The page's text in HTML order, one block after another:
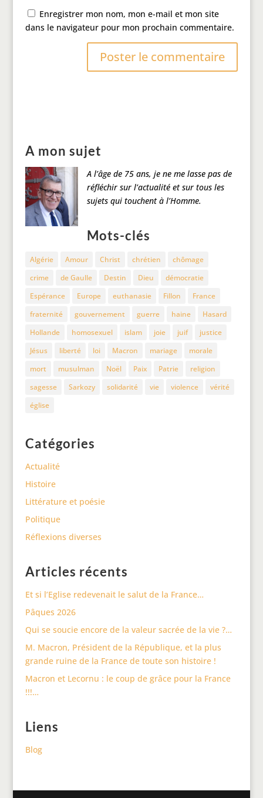
Enregistrer mon nom, mon e-mail et mon site
dans le navigateur pour mon prochain commentaire.
A mon sujet
A l’âge de 75 ans, je ne me lasse pas de
réfléchir sur l’actualité et sur tous les
sujets qui touchent à l’Homme.
Mots-clés
Algérie Amour Christ chrétien
chômage
crime
de Gaulle Destin Dieu
démocratie
Espérance
Europe euthanasie Fillon
France
fraternité
gouvernement guerre haine
Hasard
Hollande
homosexuel islam joie juif
justice
Jésus
liberté loi Macron mariage
morale
mort
musulman Noël Paix Patrie
religion
sagesse
Sarkozy solidarité vie violence
vérité
église
Catégories
Actualité
Histoire
Littérature et poésie
Politique
Réflexions diverses
Articles récents
Et si l’Eglise redevenait le salut de la France…
Pâques 2026
Qui se soucie encore de la valeur sacrée de la vie ?…
M. Macron, Président de la République, et la plus
grande ruine de la France de toute son histoire !
Macron et Lecornu : le coup de grâce pour la France
!!!…
Liens
Blog